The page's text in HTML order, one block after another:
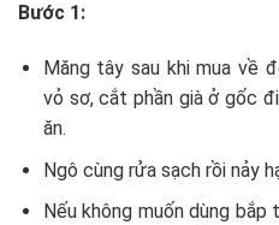
Bước 1:
Măng tây sau khi mua về
vỏ sơ, cắt phần già ở gốc
ăn.
Ngô cùng rửa sạch rồi nảy
Nếu không muốn dùng